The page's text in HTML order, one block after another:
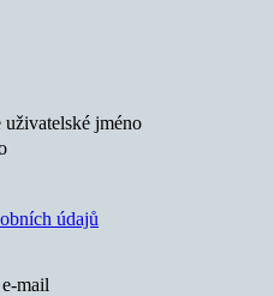
uživatelské jméno
údajů
mail